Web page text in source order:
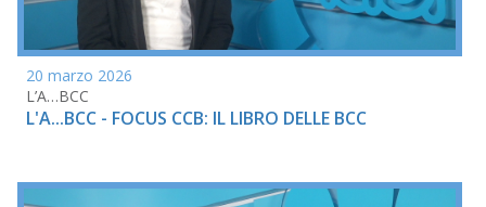
20 marzo 2026
L’A…BCC
L'A...BCC - FOCUS CCB: IL LIBRO DELLE BCC